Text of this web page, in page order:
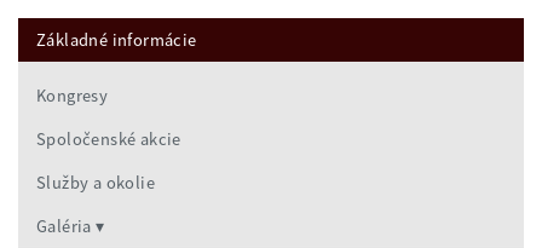
Základné informácie
Kongresy
Spoločenské akcie
Služby a okolie
Galéria